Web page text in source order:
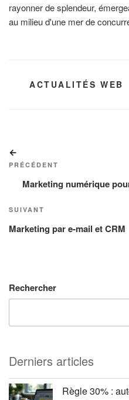
rayonner de splendeur,
au milieu d'une mer de
CATÉGORIES
ACTUALITÉS WEB
de
l’article
précédent
PRÉCÉDENT
Marketing numérique
Article
suivant
SUIVANT
Marketing par e-mail et CRM
Rechercher
Derniers articles
Règle 30% :